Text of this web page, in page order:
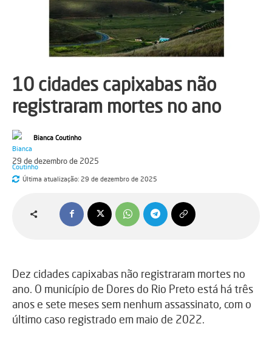
10 cidades capixabas não
registraram mortes no ano
Bianca Coutinho
29 de dezembro de 2025
Última atualização: 29 de dezembro de 2025
Dez cidades capixabas não registraram mortes no
ano. O município de Dores do Rio Preto está há três
anos e sete meses sem nenhum assassinato, com o
último caso registrado em maio de 2022.